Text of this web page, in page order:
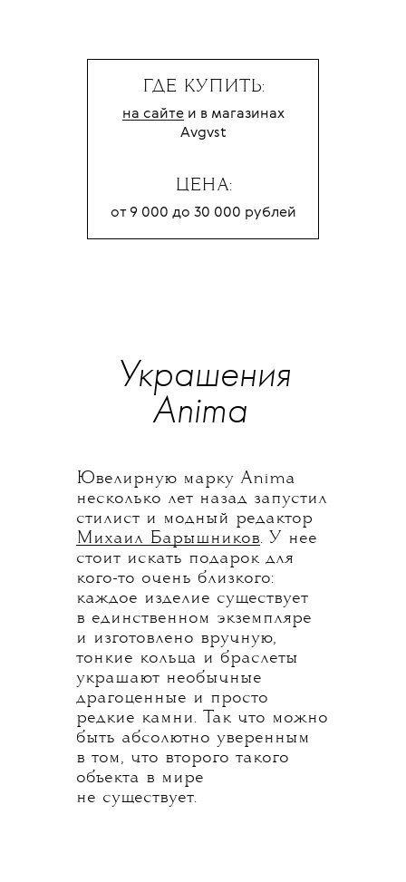
ГДЕ КУПИТЬ:
на сайтеи в магазинах
Avgvst
ЦЕНА:
от 9 000 до 30 000 рублей
Украшения
Anima
Ювелирную марку Anima
несколько лет назад запустил
стилист и модный редактор
Михаил Барышников. У нее
стоит искать подарок для
кого-то очень близкого:
каждое изделие существует
в единственном экземпляре
и изготовлено вручную,
тонкие кольца и браслеты
украшают необычные
драгоценные и просто
редкие камни. Так что можно
быть абсолютно уверенным
в том, что второго такого
объекта в мире
не существует.